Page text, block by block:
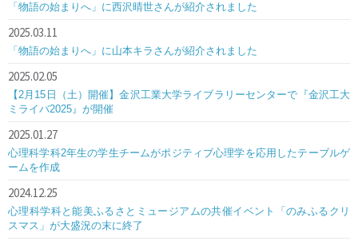
「物語の始まりへ」に西沢晴世さんが紹介されました
2025.03.11
「物語の始まりへ」に山本キラさんが紹介されました
2025.02.05
【2月15日（土）開催】金沢工業大学ライブラリーセンターで『金沢工大
ミライバ2025』が開催
2025.01.27
心理科学科2年生の学生チームがポジティブ心理学を応用したテーブルゲ
ームを作成
2024.12.25
心理科学科と能美ふるさとミュージアムの共催イベント「のみふるクリ
スマス」が大盛況の末に終了